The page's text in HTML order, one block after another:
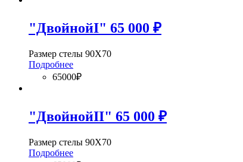
"ДвойнойI" 65 000 ₽
Размер стелы 90Х70
Подробнее
65000₽
"ДвойнойII" 65 000 ₽
Размер стелы 90Х70
Подробнее